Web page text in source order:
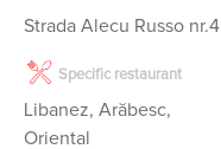
Strada Alecu Russo nr.4
Specific restaurant
Libanez, Arăbesc,
Oriental